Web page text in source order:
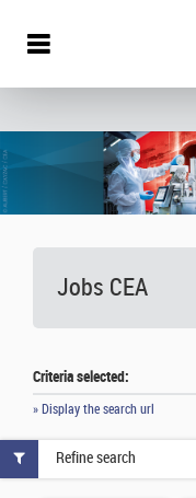
Jobs CEA
Criteria selected:
» Display the search url
Refine search